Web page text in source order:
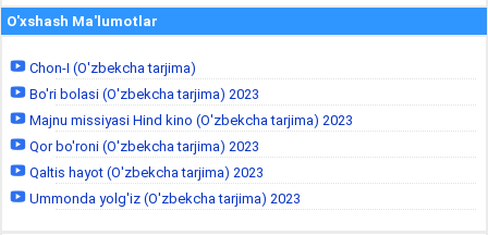
O'xshash Ma'lumotlar
Chon-I (O'zbekcha tarjima)
Bo'ri bolasi (O'zbekcha tarjima) 2023
Majnu missiyasi Hind kino (O'zbekcha tarjima) 2023
Qor bo'roni (O'zbekcha tarjima) 2023
Qaltis hayot (O'zbekcha tarjima) 2023
Ummonda yolg'iz (O'zbekcha tarjima) 2023